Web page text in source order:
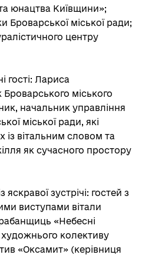
юнацтва Київщини»;
Броварської міської ради;
центру
гості: Лариса
міського
начальник управління
міської ради, які
із вітальним словом та
як сучасного простору
зустрічі: гостей з
виступами вітали
«Небесні
колективу
«Оксамит» (керівниця